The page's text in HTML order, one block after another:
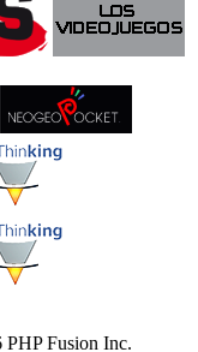
Fusion Inc.